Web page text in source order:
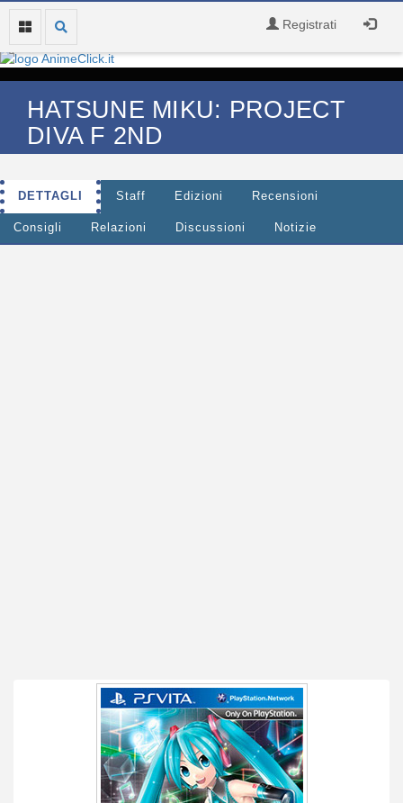
Registrati
HATSUNE MIKU: PROJECT
DIVA F 2ND
DETTAGLI Staff Edizioni Recensioni
Consigli Relazioni Discussioni Notizie